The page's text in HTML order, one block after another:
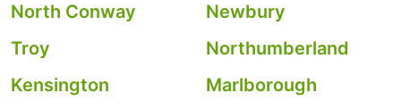
North Conway
Newbury
Troy
Northumberland
Kensington
Marlborough